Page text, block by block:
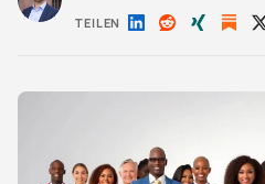
TEILEN Auf Auf Auf